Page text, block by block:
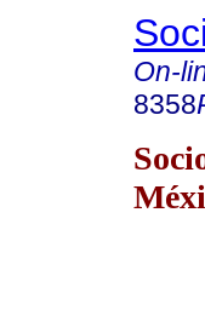
On-
8358